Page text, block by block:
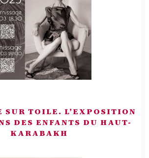
SUR TOILE. L’EXPOSITION
DES ENFANTS DU HAUT-
KARABAKH